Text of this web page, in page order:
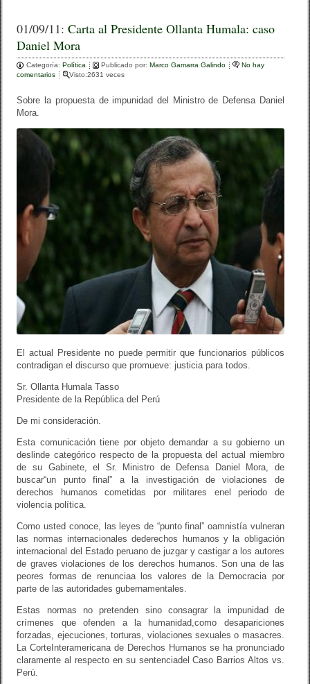
c
e
b
o
k
tt
er
m
p
ar
tir
01/09/11:Carta al Presidente Ollanta Humala: caso
Daniel Mora
Categoría:Política Publicado por:Marco Gamarra Galindo
No hay
comentarios
Visto:2631 veces
Sobre la propuesta de impunidad del Ministro de Defensa Daniel
Mora.
El actual Presidente no puede permitir que funcionarios públicos
contradigan el discurso que promueve: justicia para todos.
Sr. Ollanta Humala Tasso
Presidente de la República del Perú
De mi consideración.
Esta comunicación tiene por objeto demandar a su gobierno un
deslinde categórico respecto de la propuesta del actual miembro
de su Gabinete, el Sr. Ministro de Defensa Daniel Mora, de
buscar“un punto final” a la investigación de violaciones de
derechos humanos cometidas por militares enel periodo de
violencia política.
Como usted conoce, las leyes de “punto final” oamnistía vulneran
las normas internacionales dederechos humanos y la obligación
internacional del Estado peruano de juzgar y castigar a los autores
de graves violaciones de los derechos humanos. Son una de las
peores formas de renunciaa los valores de la Democracia por
parte de las autoridades gubernamentales.
Estas normas no pretenden sino consagrar la impunidad de
crímenes que ofenden a la humanidad,como desapariciones
forzadas, ejecuciones, torturas, violaciones sexuales o masacres.
La CorteInteramericana de Derechos Humanos se ha pronunciado
claramente al respecto en su sentenciadel Caso Barrios Altos vs.
Perú.